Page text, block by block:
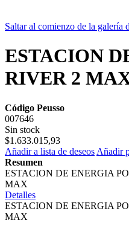
Saltar al comienzo de la galería
ESTACION
RIVER 2
Código Peusso
007646
Sin stock
$1.633.015,93
Añadir a lista de deseos Añadir
Resumen
ESTACION DE ENERGIA
MAX
Detalles
ESTACION DE ENERGIA
MAX